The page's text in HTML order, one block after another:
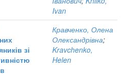
Ivan
зі
Кравченко, Олена
Олександрівна;
Kravchenko,
Helen